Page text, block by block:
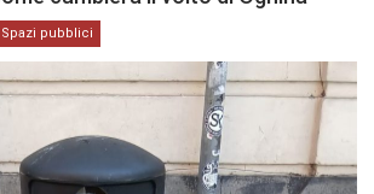
Spazi pubblici